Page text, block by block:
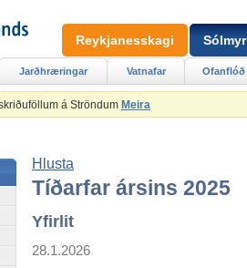
á Ströndum Meira
Hlusta
Tíðarfar ársins 2025
Yfirlit
28.1.2026
Jarðhræringar Vatnafar Ofanflóð
Reykjanesskagi